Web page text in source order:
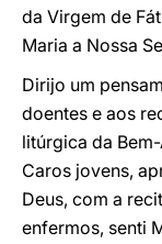
da Virgem de
Maria a Nossa
Dirijo um
doentes e aos
litúrgica da
Caros jovens,
Deus, com a
enfermos, senti